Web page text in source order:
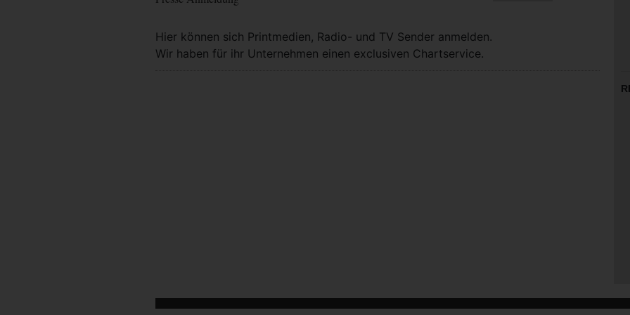
Hier können sich Printmedien, Radio- und TV Sender anmelden.
Wir haben für ihr Unternehmen einen exclusiven Chartservice.